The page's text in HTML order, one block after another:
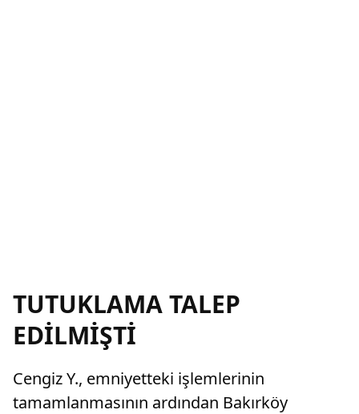
TUTUKLAMA TALEP
EDİLMİŞTİ
Cengiz Y., emniyetteki işlemlerinin
tamamlanmasının ardından Bakırköy